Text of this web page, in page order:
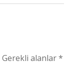
Gerekli alanlar*